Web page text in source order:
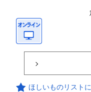
ほしいものリスト